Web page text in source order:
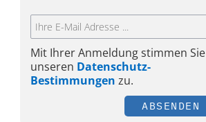
Mit Ihrer Anmeldung stimmen Sie
unseren Datenschutz-
Bestimmungen zu.
ABSENDEN